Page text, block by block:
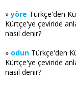
»yöre Türkçe'den
Kürtçe'ye çeviride
nasıl denir?
» odun Türkçe'den
Kürtçe'ye çeviride
nasıl denir?